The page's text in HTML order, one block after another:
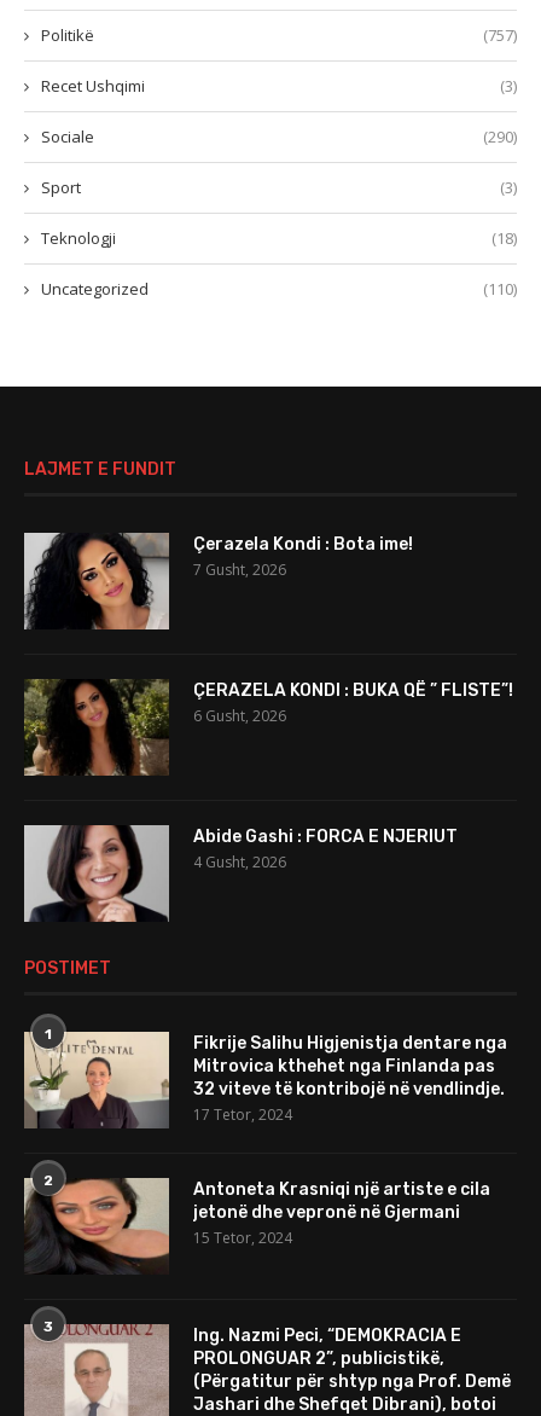
Politikë (757)
Recet Ushqimi (3)
Sociale (290)
Sport (3)
Teknologji (18)
Uncategorized (110)
LAJMET E FUNDIT
Çerazela Kondi : Bota ime!
7 Gusht, 2026
ÇERAZELA KONDI : BUKA QË ” FLISTE”!
6 Gusht, 2026
Abide Gashi : FORCA E NJERIUT
4 Gusht, 2026
POSTIMET
1
Fikrije Salihu Higjenistja dentare nga
Mitrovica kthehet nga Finlanda pas
32 viteve të kontribojë në vendlindje.
17 Tetor, 2024
2
Antoneta Krasniqi një artiste e cila
jetonë dhe vepronë në Gjermani
15 Tetor, 2024
3
Ing. Nazmi Peci, “DEMOKRACIA E
PROLONGUAR 2”, publicistikë,
(Përgatitur për shtyp nga Prof. Demë
Jashari dhe Shefqet Dibrani), botoi